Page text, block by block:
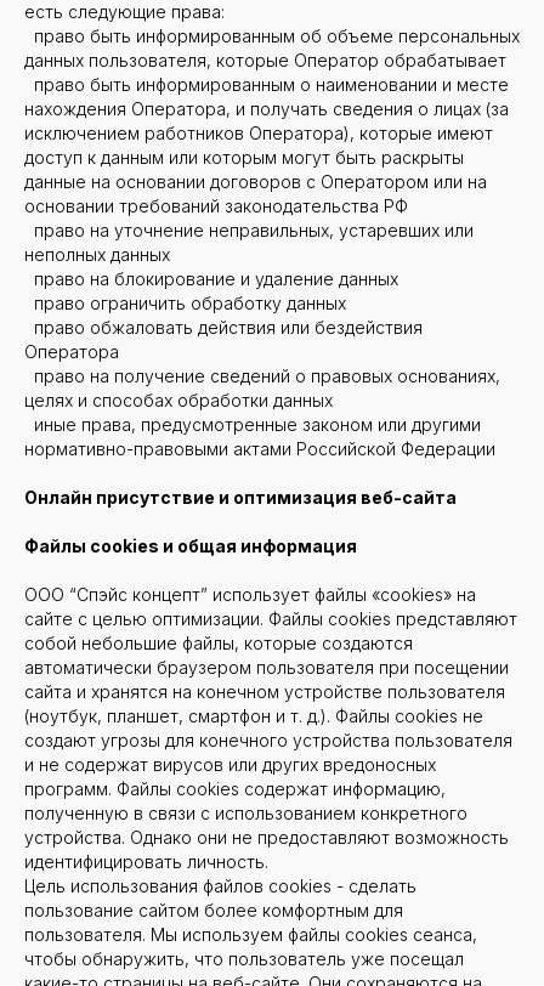
есть следующие права:
право быть информированным об объеме персональных
данных пользователя, которые Оператор обрабатывает
право быть информированным о наименовании и месте
нахождения Оператора, и получать сведения о лицах (за
исключением работников Оператора), которые имеют
доступ к данным или которым могут быть раскрыты
данные на основании договоров с Оператором или на
основании требований законодательства РФ
право на уточнение неправильных, устаревших или
неполных данных
право на блокирование и удаление данных
право ограничить обработку данных
право обжаловать действия или бездействия
Оператора
право на получение сведений о правовых основаниях,
целях и способах обработки данных
иные права, предусмотренные законом или другими
нормативно-правовыми актами Российской Федерации
Онлайн присутствие и оптимизация веб-сайта
Файлы cookies и общая информация
ООО “Спэйс концепт” использует файлы «cookies» на
сайте с целью оптимизации. Файлы cookies представляют
собой небольшие файлы, которые создаются
автоматически браузером пользователя при посещении
сайта и хранятся на конечном устройстве пользователя
(ноутбук, планшет, смартфон и т. д.). Файлы cookies не
создают угрозы для конечного устройства пользователя
и не содержат вирусов или других вредоносных
программ. Файлы cookies содержат информацию,
полученную в связи с использованием конкретного
устройства. Однако они не предоставляют возможность
идентифицировать личность.
Цель использования файлов cookies - сделать
пользование сайтом более комфортным для
пользователя. Мы используем файлы cookies сеанса,
чтобы обнаружить, что пользователь уже посещал